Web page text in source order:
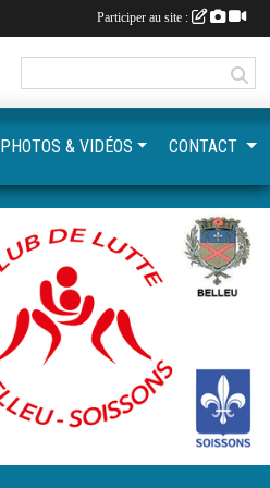
PHOTOS & VIDÉOS CONTACT
Participer au site :